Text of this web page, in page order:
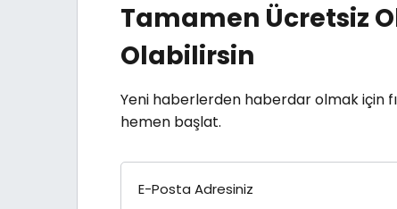
Tamamen Ücretsiz
Olabilirsin
Yeni haberlerden haberdar olmak için
hemen başlat.
E-Posta Adresiniz